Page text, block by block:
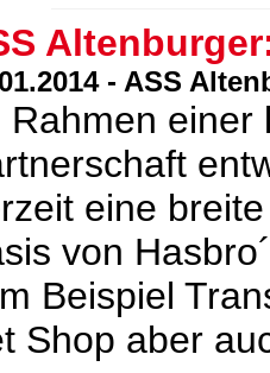
- ASS
Rahmen
eine
von
Beispiel
Shop aber